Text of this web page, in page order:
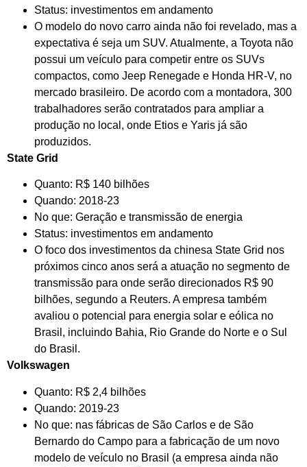
Status: investimentos em andamento
O modelo do novo carro ainda não foi revelado, mas a
expectativa é seja um SUV. Atualmente, a Toyota não
possui um veículo para competir entre os SUVs
compactos, como Jeep Renegade e Honda HR-V, no
mercado brasileiro. De acordo com a montadora, 300
trabalhadores serão contratados para ampliar a
produção no local, onde Etios e Yaris já são
produzidos.
State Grid
Quanto: R$ 140 bilhões
Quando: 2018-23
No que: Geração e transmissão de energia
Status: investimentos em andamento
O foco dos investimentos da chinesa State Grid nos
próximos cinco anos será a atuação no segmento de
transmissão para onde serão direcionados R$ 90
bilhões, segundo a Reuters. A empresa também
avaliou o potencial para energia solar e eólica no
Brasil, incluindo Bahia, Rio Grande do Norte e o Sul
do Brasil.
Volkswagen
Quanto: R$ 2,4 bilhões
Quando: 2019-23
No que: nas fábricas de São Carlos e de São
Bernardo do Campo para a fabricação de um novo
modelo de veículo no Brasil (a empresa ainda não